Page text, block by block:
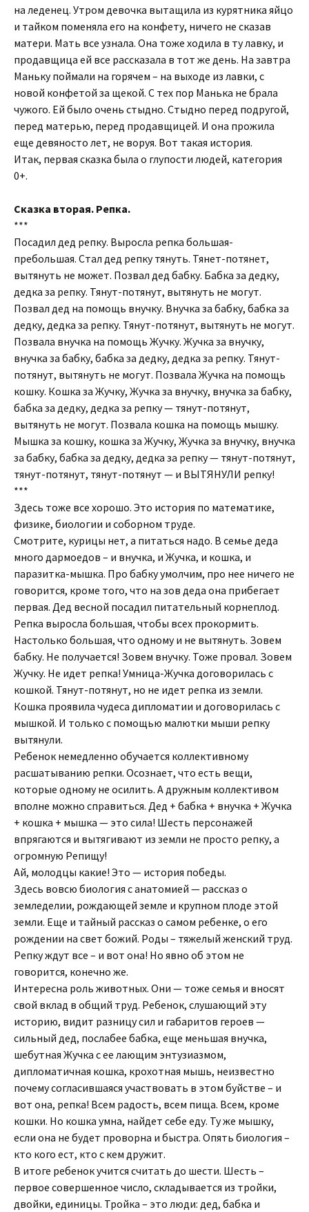
на леденец. Утром девочка вытащила из курятника яйцо
и тайком поменяла его на конфету, ничего не сказав
матери. Мать все узнала. Она тоже ходила в ту лавку, и
продавщица ей все рассказала в тот же день. На завтра
Маньку поймали на горячем – на выходе из лавки, с
новой конфетой за щекой. С тех пор Манька не брала
чужого. Ей было очень стыдно. Стыдно перед подругой,
перед матерью, перед продавщицей. И она прожила
еще девяносто лет, не воруя. Вот такая история.
Итак, первая сказка была о глупости людей, категория
0+.
Сказка вторая. Репка.
***
Посадил дед репку. Выросла репка большая-
пребольшая. Стал дед репку тянуть. Тянет-потянет,
вытянуть не может. Позвал дед бабку. Бабка за дедку,
дедка за репку. Тянут-потянут, вытянуть не могут.
Позвал дед на помощь внучку. Внучка за бабку, бабка за
дедку, дедка за репку. Тянут-потянут, вытянуть не могут.
Позвала внучка на помощь Жучку. Жучка за внучку,
внучка за бабку, бабка за дедку, дедка за репку. Тянут-
потянут, вытянуть не могут. Позвала Жучка на помощь
кошку. Кошка за Жучку, Жучка за внучку, внучка за бабку,
бабка за дедку, дедка за репку — тянут-потянут,
вытянуть не могут. Позвала кошка на помощь мышку.
Мышка за кошку, кошка за Жучку, Жучка за внучку, внучка
за бабку, бабка за дедку, дедка за репку — тянут-потянут,
тянут-потянут, тянут-потянут — и ВЫТЯНУЛИ репку!
***
Здесь тоже все хорошо. Это история по математике,
физике, биологии и соборном труде.
Смотрите, курицы нет, а питаться надо. В семье деда
много дармоедов – и внучка, и Жучка, и кошка, и
паразитка-мышка. Про бабку умолчим, про нее ничего не
говорится, кроме того, что на зов деда она прибегает
первая. Дед весной посадил питательный корнеплод.
Репка выросла большая, чтобы всех прокормить.
Настолько большая, что одному и не вытянуть. Зовем
бабку. Не получается! Зовем внучку. Тоже провал. Зовем
Жучку. Не идет репка! Умница-Жучка договорилась с
кошкой. Тянут-потянут, но не идет репка из земли.
Кошка проявила чудеса дипломатии и договорилась с
мышкой. И только с помощью малютки мыши репку
вытянули.
Ребенок немедленно обучается коллективному
расшатыванию репки. Осознает, что есть вещи,
которые одному не осилить. А дружным коллективом
вполне можно справиться. Дед + бабка + внучка + Жучка
+ кошка + мышка — это сила! Шесть персонажей
впрягаются и вытягивают из земли не просто репку, а
огромную Репищу!
Ай, молодцы какие! Это — история победы.
Здесь вовсю биология с анатомией — рассказ о
земледелии, рождающей земле и крупном плоде этой
земли. Еще и тайный рассказ о самом ребенке, о его
рождении на свет божий. Роды – тяжелый женский труд.
Репку ждут все – и вот она! Но явно об этом не
говорится, конечно же.
Интересна роль животных. Они — тоже семья и вносят
свой вклад в общий труд. Ребенок, слушающий эту
историю, видит разницу сил и габаритов героев —
сильный дед, послабее бабка, еще меньшая внучка,
шебутная Жучка с ее лающим энтузиазмом,
дипломатичная кошка, крохотная мышь, неизвестно
почему согласившаяся участвовать в этом буйстве – и
вот она, репка! Всем радость, всем пища. Всем, кроме
кошки. Но кошка умна, найдет себе еду. Ту же мышку,
если она не будет проворна и быстра. Опять биология –
кто кого ест, кто с кем дружит.
В итоге ребенок учится считать до шести. Шесть –
первое совершенное число, складывается из тройки,
двойки, единицы. Тройка – это люди: дед, бабка и